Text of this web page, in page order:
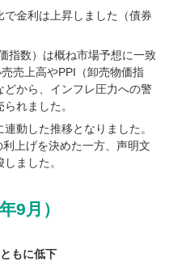
金利は上昇しました（債券
指数）は概ね市場予想に一致
売上高やPPI（卸売物価指
から、インフレ圧力への警
れました。
動した推移となりました。
上げを決めた一方、声明文
ました。
9月）
もに低下